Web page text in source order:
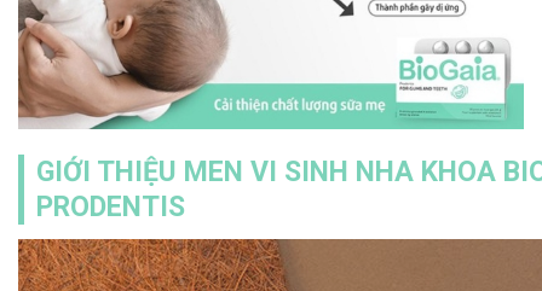
GIỚI THIỆU MEN VI SINH NHA KHOA
PRODENTIS